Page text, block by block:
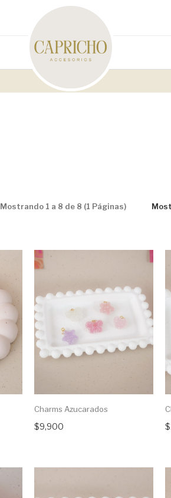
Mostrando 1 a 8 de 8 (1 Páginas)
Charms Azucarados
$9,900